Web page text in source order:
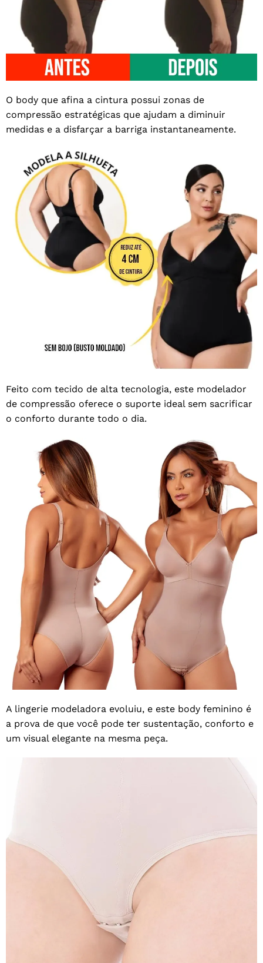
O body que afina a cintura possui zonas de
compressão estratégicas que ajudam a diminuir
medidas e a disfarçar a barriga instantaneamente.
Feito com tecido de alta tecnologia, este modelador
de compressão oferece o suporte ideal sem sacrificar
o conforto durante todo o dia.
A lingerie modeladora evoluiu, e este body feminino é
a prova de que você pode ter sustentação, conforto e
um visual elegante na mesma peça.